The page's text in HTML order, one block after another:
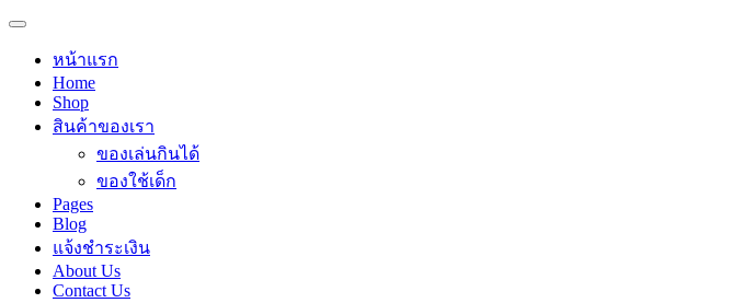
หน้าแรก
Home
Shop
สินค้าของเรา
ของเล่นกินได้
ของใช้เด็ก
Pages
Blog
แจ้งชำระเงิน
About Us
Contact Us